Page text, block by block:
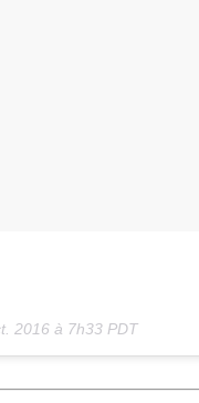
2016 à 7h33 PDT